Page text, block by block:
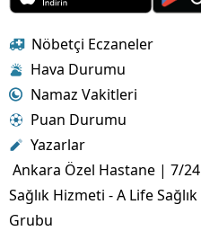
Nöbetçi Eczaneler
Hava Durumu
Namaz Vakitleri
Puan Durumu
Yazarlar
Ankara Özel Hastane | 7/24
Sağlık Hizmeti - A Life Sağlık
Grubu